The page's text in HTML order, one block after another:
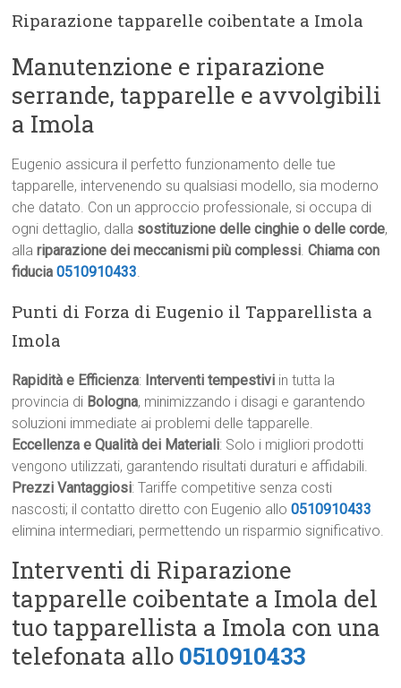
Riparazione tapparelle coibentate a Imola
Manutenzione e riparazione
serrande, tapparelle e avvolgibili
a Imola
Eugenio assicura il perfetto funzionamento delle tue
tapparelle, intervenendo su qualsiasi modello, sia moderno
che datato. Con un approccio professionale, si occupa di
ogni dettaglio, dalla sostituzione delle cinghie o delle corde,
allariparazione dei meccanismi più complessi.Chiama con
fiducia0510910433.
Punti di Forza di Eugenio il Tapparellista a
Imola
Rapidità e Efficienza: Interventi tempestivi in tutta la
provincia di Bologna, minimizzando i disagi e garantendo
soluzioni immediate ai problemi delle tapparelle.
Eccellenza e Qualità dei Materiali: Solo i migliori prodotti
vengono utilizzati, garantendo risultati duraturi e affidabili.
Prezzi Vantaggiosi: Tariffe competitive senza costi
nascosti; il contatto diretto con Eugenio allo0510910433
elimina intermediari, permettendo un risparmio significativo.
Interventi di Riparazione
tapparelle coibentate a Imola del
tuo tapparellista a Imola con una
telefonata allo 0510910433